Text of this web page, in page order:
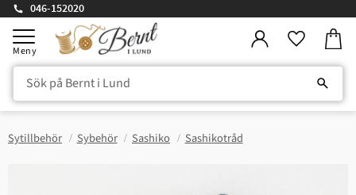
Meny
046-152020
Sytillbehör Sybehör Sashiko Sashikotråd